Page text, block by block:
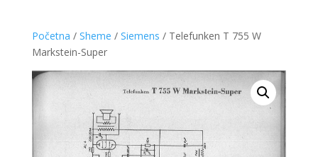
Početna / Sheme / Siemens / Telefunken T 755 W
Markstein-Super